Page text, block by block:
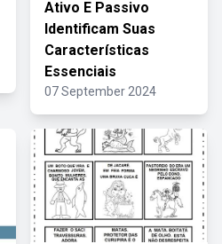
Ativo E Passivo
Identificam Suas
Características
Essenciais
07 September 2024